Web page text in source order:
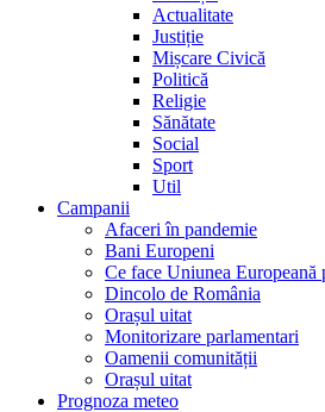
Actualitate
Justiție
Mișcare Civică
Politică
Religie
Sănătate
Social
Sport
Util
Campanii
Afaceri în pandemie
Bani Europeni
Ce face Uniunea Europeană
Dincolo de România
Orașul uitat
Monitorizare parlamentari
Oamenii comunității
Orașul uitat
Prognoza meteo